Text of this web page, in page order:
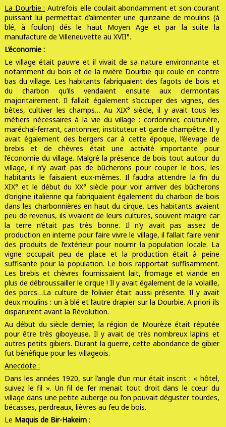
La Dourbie : Autrefois elle coulait abondamment et son courant
puissant lui permettait d’alimenter une quinzaine de moulins (à
blé, à foulon) dés le haut Moyen Age et par la suite la
manufacture de Villeneuvette au XVII°.
L’économie :
Le village était pauvre et il vivait de sa nature environnante et
notamment du bois et de la rivière Dourbie qui coule en contre
bas du village. Les habitants fabriquaient des fagots de bois et
du charbon qu’ils vendaient ensuite aux clermontais
majoritairement. Il fallait également s’occuper des vignes, des
bêtes, cultiver les champs… Au XIX° siècle, il y avait tous les
métiers nécessaires à la vie du village : cordonnier, couturière,
maréchal-ferrant, cantonnier, instituteur et garde champêtre. Il y
avait également des bergers car à cette époque, l’élevage de
brebis et de chèvres était une activité importante pour
l’économie du village. Malgré la présence de bois tout autour du
village, il n’y avait pas de bûcherons pour couper le bois, les
habitants le faisaient eux-mêmes. Il faudra attendre la fin du
XIX° et le début du XX° siècle pour voir arriver des bûcherons
d’origine italienne qui fabriquaient également du charbon de bois
dans les charbonnières en haut du cirque. Les habitants avaient
peu de revenus, ils vivaient de leurs cultures, souvent maigre car
la terre n’était pas très bonne. Il n’y avait pas assez de
production en interne pour faire vivre le village, il fallait faire venir
des produits de l’extérieur pour nourrir la population locale. La
vigne occupait peu de place et la production était à peine
suffisante pour la population. Le bois rapportait suffisamment.
Les brebis et chèvres fournissaient lait, fromage et viande en
plus de débroussailler le cirque ! Il y avait également de la volaille,
des porcs…La culture de l’olivier était aussi présente. Il y avait
deux moulins : un à blé et l’autre drapier sur la Dourbie. A priori ils
disparurent avant la Révolution.
Au début du siècle dernier, la région de Mourèze était réputée
pour être très giboyeuse. Il y avait de très nombreux lapins et
autres petits gibiers. Durant la guerre, cette abondance de gibier
fut bénéfique pour les villageois.
Anecdote :
Dans les années 1920, sur l’angle d’un mur était inscrit : « hôtel,
suivez le fil ». Un fil de fer menait tout droit dans le cœur du
village dans une petite auberge ou l’on pouvait déguster tourdes,
bécasses, perdreaux, lièvres au feu de bois.
Le Maquis de Bir-Hakeim: